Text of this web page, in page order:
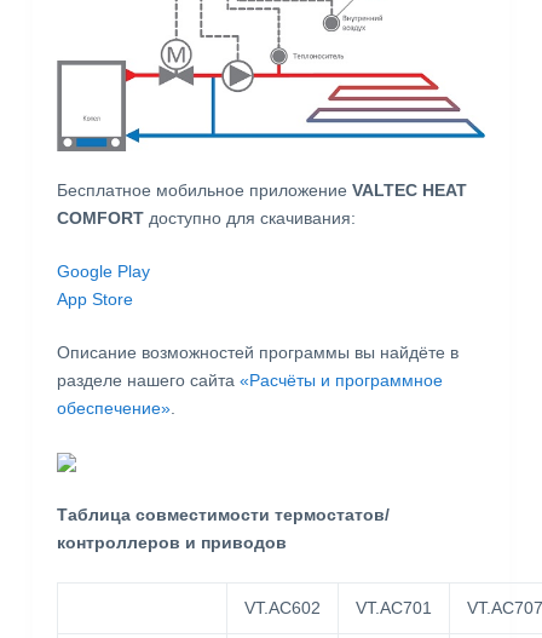
Бесплатное мобильное приложение VALTEC HEAT
COMFORTдоступно для скачивания:
Google Play
App Store
Описание возможностей программы вы найдёте в
разделе нашего сайта «Расчёты и программное
обеспечение».
Таблица совместимости термостатов/
контроллеров и приводов
VT.AC602 VT.AC701 VT.AC707